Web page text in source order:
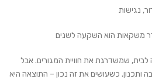
נגישות
משקאות הוא השקעה לשנים
שמשדרגת את חוויית המגורים. אבל
ותכנון. כשעושים את זה נכון – התוצאה היא